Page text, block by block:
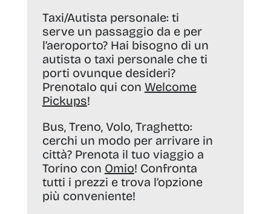
Taxi/Autista personale: ti
serve un passaggio da e per
l’aeroporto? Hai bisogno di un
autista o taxi personale che ti
porti ovunque desideri?
Prenotalo qui con Welcome
Pickups!
Bus, Treno, Volo, Traghetto:
cerchi un modo per arrivare in
città? Prenota il tuo viaggio a
Torino con Omio! Confronta
tutti i prezzi e trova l’opzione
più conveniente!